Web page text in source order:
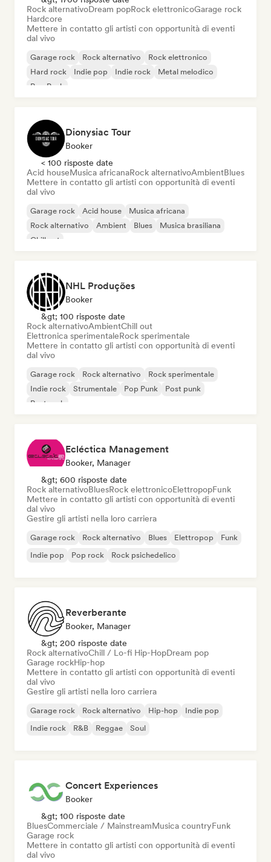
Rock alternativoDream popRock elettronicoGarage rock
Hardcore
Mettere in contatto gli artisti con opportunità di eventi
dal vivo
Garage rock Rock alternativo
Rock elettronico
Hard rock
Indie pop Indie rock
Metal melodico
Pop Punk
Dionysiac Tour
Booker
< 100 risposte date
Acid houseMusica africanaRock alternativoAmbientBlues
Mettere in contatto gli artisti con opportunità di eventi
dal vivo
Garage rock Acid house
Musica africana
Rock alternativo
Ambient Blues
Musica brasiliana
Chill out
NHL Produções
Booker
&gt; 100 risposte date
Rock alternativoAmbientChill out
Elettronica sperimentaleRock sperimentale
Mettere in contatto gli artisti con opportunità di eventi
dal vivo
Garage rock Rock alternativo
Rock sperimentale
Indie rock
Strumentale Pop Punk
Post punk
Post rock
Ecléctica Management
Booker, Manager
&gt; 600 risposte date
Rock alternativoBluesRock elettronicoElettropopFunk
Mettere in contatto gli artisti con opportunità di eventi
dal vivo
Gestire gli artisti nella loro carriera
Garage rock Rock alternativo Blues Elettropop
Funk
Indie pop
Pop rock Rock psichedelico
Reverberante
Booker, Manager
&gt; 200 risposte date
Rock alternativoChill / Lo-fi Hip-HopDream pop
Garage rockHip-hop
Mettere in contatto gli artisti con opportunità di eventi
dal vivo
Gestire gli artisti nella loro carriera
Garage rock Rock alternativo Hip-hop
Indie pop
Indie rock
R&B Reggae Soul
Concert Experiences
Booker
&gt; 100 risposte date
BluesCommerciale / MainstreamMusica countryFunk
Garage rock
Mettere in contatto gli artisti con opportunità di eventi
dal vivo